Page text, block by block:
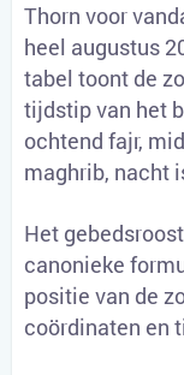
Thorn voor
heel augustus
tabel toont de
tijdstip van het
ochtend fajr,
maghrib, nacht
Het
canonieke
positie van de
coördinaten en